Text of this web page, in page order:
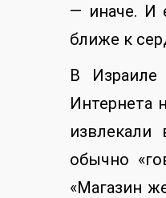
— иначе. И
ближе к
В Израиле
Интернета
обычно
«Магазин